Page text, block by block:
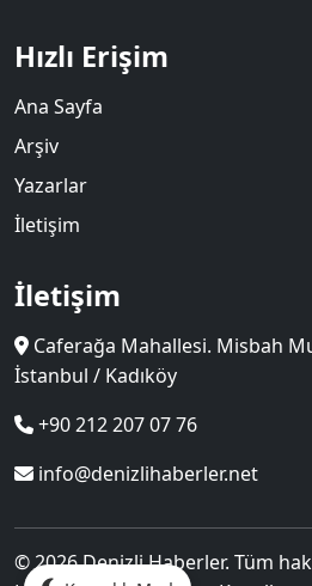
Hızlı Erişim
Ana Sayfa
Arşiv
Yazarlar
İletişim
İletişim
Caferağa Mahallesi. Misbah
İstanbul / Kadıköy
+90 212 207 07 76
info@denizlihaberler.net
© 2026 Denizli Haberler. Tüm